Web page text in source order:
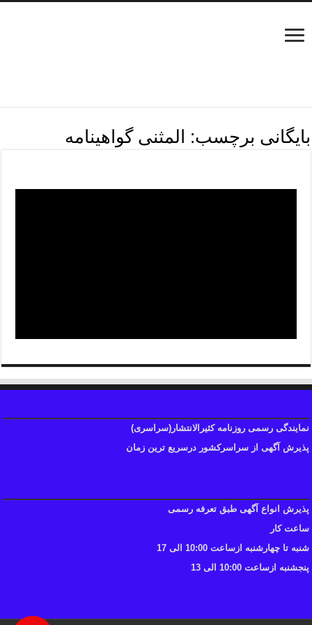
بایگانی برچسب: المثنی گواهینامه
نمایندگی رسمی روزنامه کثیرالانتشار(سراسری)
پذیرش آگهی از سراسرکشور درسریع ترین زمان
پذیرش انواع آگهی طبق تعرفه رسمی
ساعت کار
شنبه تا چهارشنبه ازساعت 10:00 الی 17
پنجشنبه ازساعت 10:00 الی 13